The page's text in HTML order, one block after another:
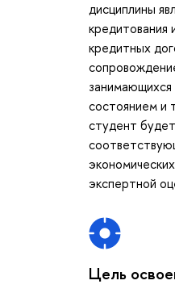
дисциплины
кредитования
кредитных
состоянием и
студент
экспертной
Цель